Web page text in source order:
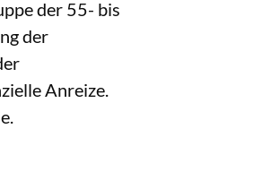
der 55- bis
der
Anreize.